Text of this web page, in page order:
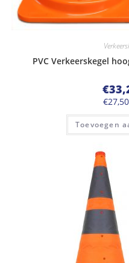
PVC Verkeerskegel
€
€27,50
Toevoegen